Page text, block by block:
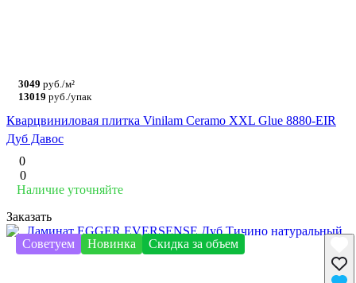
3049 руб./м²
13019 руб./упак
Кварцвиниловая плитка Vinilam Ceramo XXL Glue 8880-EIR
Дуб Давос
0
0
Наличие уточняйте
Заказать
Советуем
Новинка Скидка за объем